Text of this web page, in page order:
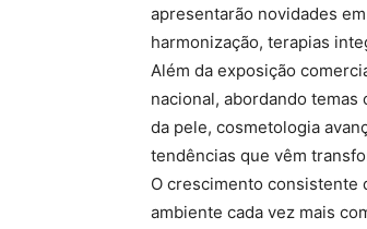
apresentarão novidades
harmonização, terapias
Além da exposição
nacional, abordando
da pele, cosmetologia
tendências que vêm
O crescimento consistente
ambiente cada vez mais